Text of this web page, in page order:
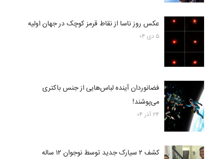
عکس روز ناسا از نقاط قرمز کوچک در جهان اولیه
۵ دی ۰۴
فضانوردان آینده لباس‌هایی از جنس باکتری
می‌پوشند!
۲۴ آذر ۰۴
کشف ۲ سیارک جدید توسط نوجوان ۱۲ ساله